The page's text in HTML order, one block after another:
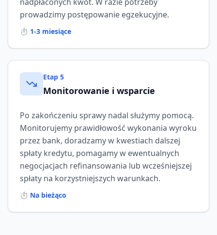
prowadzimy postępowanie egzekucyjne.
⏱️ 1-3 miesiące
Etap 5
Monitorowanie i wsparcie
Po zakończeniu sprawy nadal służymy pomocą.
Monitorujemy prawidłowość wykonania wyroku
przez bank, doradzamy w kwestiach dalszej
spłaty kredytu, pomagamy w ewentualnych
negocjacjach refinansowania lub wcześniejszej
spłaty na korzystniejszych warunkach.
⏱️ Na bieżąco